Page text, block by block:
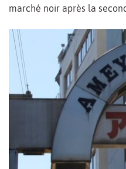
marché noir après la